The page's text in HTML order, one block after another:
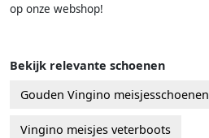
op onze webshop!
Bekijk relevante schoenen
Gouden Vingino meisjesschoenen
Vingino meisjes veterboots